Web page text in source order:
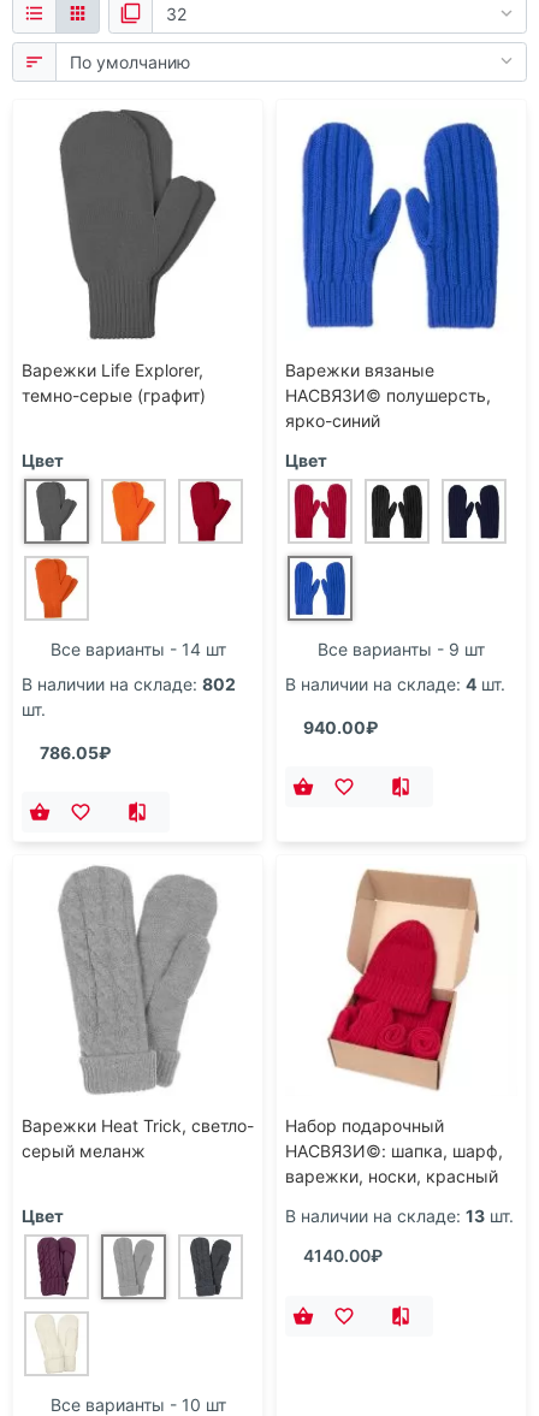
Варежки Life Explorer,
темно-серые (графит)
Цвет
Все варианты - 14 шт
В наличии на складе: 802
шт.
786.05₽
Варежки вязаные
НАСВЯЗИ© полушерсть,
ярко-синий
Цвет
Все варианты - 9 шт
В наличии на складе: 4 шт.
940.00₽
Варежки Heat Trick, светло-
серый меланж
Цвет
Все варианты - 10 шт
Набор подарочный
НАСВЯЗИ©: шапка, шарф,
варежки, носки, красный
В наличии на складе: 13 шт.
4140.00₽